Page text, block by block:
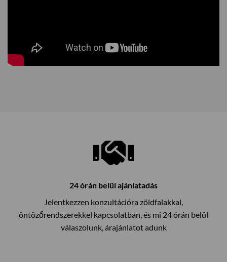
24 órán belül ajánlatadás
Jelentkezzen konzultációra zöldfalakkal,
öntözőrendszerekkel kapcsolatban, és mi 24 órán belül
válaszolunk, árajánlatot adunk